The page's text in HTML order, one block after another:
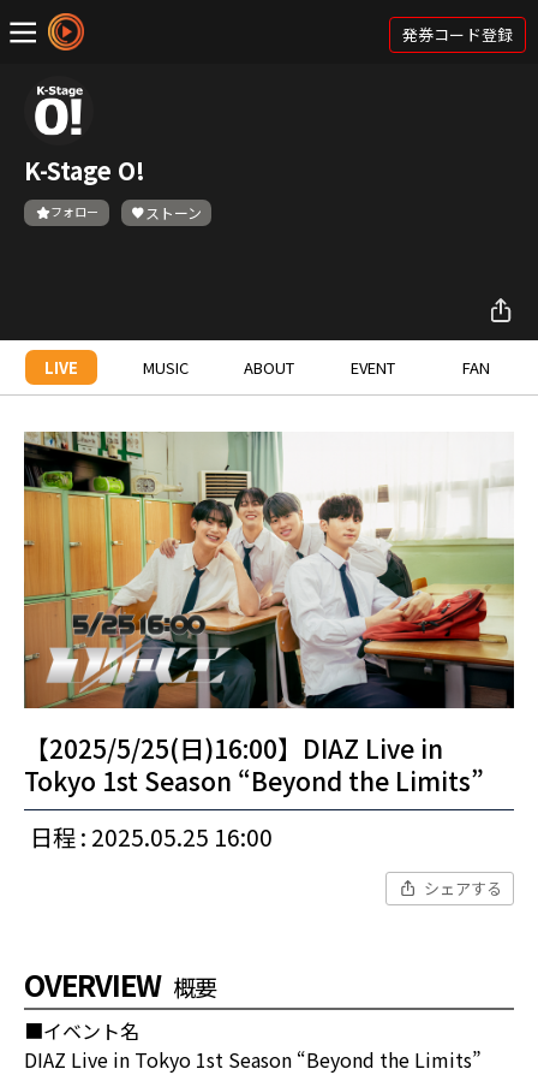
発券コード登録
K-Stage O!
フォロー ストーン
LIVE MUSIC ABOUT EVENT FAN
【2025/5/25(日)16:00】DIAZ Live in
Tokyo 1st Season “Beyond the Limits”
日程 : 2025.05.25 16:00
シェアする
OVERVIEW 概要
■イベント名
DIAZ Live in Tokyo 1st Season “Beyond the Limits”